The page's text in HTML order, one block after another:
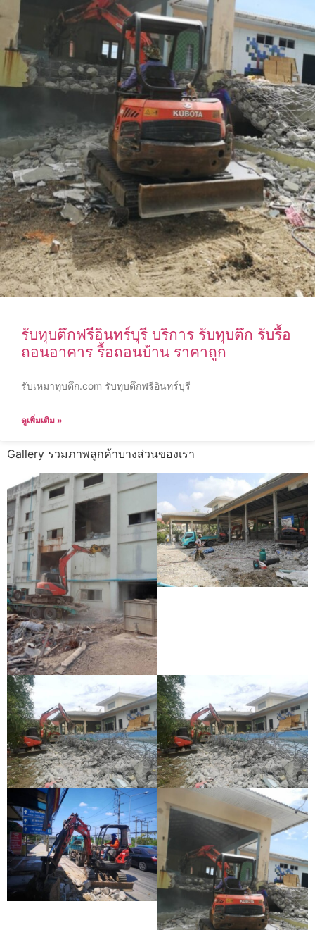
รับทุบตึกฟรีอินทร์บุรี บริการ รับทุบตึก รับรื้อ
ถอนอาคาร รื้อถอนบ้าน ราคาถูก
รับเหมาทุบตึก.com รับทุบตึกฟรีอินทร์บุรี
ดูเพิ่มเติม »
Gallery รวมภาพลูกค้าบางส่วนของเรา